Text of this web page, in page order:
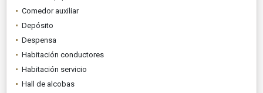
Comedor auxiliar
Depósito
Despensa
Habitación conductores
Habitación servicio
Hall de alcobas